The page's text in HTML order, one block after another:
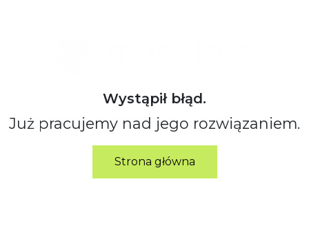
Wystąpił błąd.
Już pracujemy nad jego rozwiązaniem.
Strona główna